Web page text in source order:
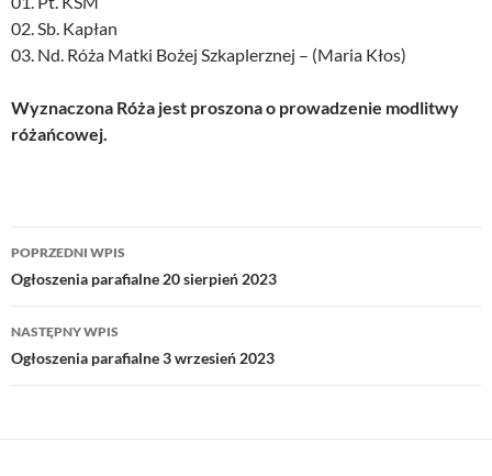
02. Sb. Kapłan
03. Nd. Róża Matki Bożej Szkaplerznej – (Maria Kłos)
Wyznaczona Róża jest proszona o prowadzenie modlitwy
różańcowej.
Nawigacja
wpisu
POPRZEDNI WPIS
Ogłoszenia parafialne 20 sierpień 2023
NASTĘPNY WPIS
Ogłoszenia parafialne 3 wrzesień 2023